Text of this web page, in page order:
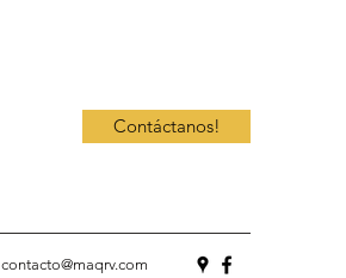
Contáctanos!
contacto@maqrv.com